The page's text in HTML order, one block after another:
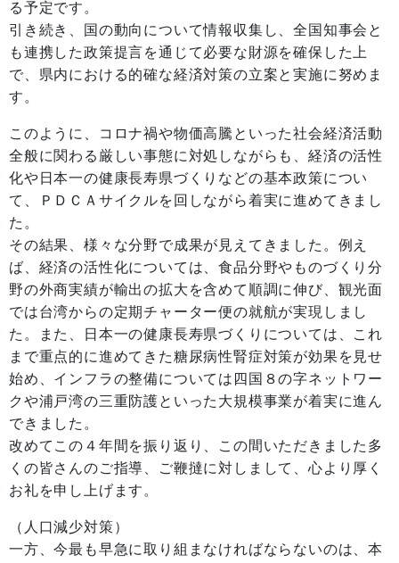
る予定です。
引き続き、国の動向について情報収集し、全国知事会と
も連携した政策提言を通じて必要な財源を確保した上
で、県内における的確な経済対策の立案と実施に努めま
す。
このように、コロナ禍や物価高騰といった社会経済活動
全般に関わる厳しい事態に対処しながらも、経済の活性
化や日本一の健康長寿県づくりなどの基本政策につい
て、ＰＤＣＡサイクルを回しながら着実に進めてきまし
た。
その結果、様々な分野で成果が見えてきました。例え
ば、経済の活性化については、食品分野やものづくり分
野の外商実績が輸出の拡大を含めて順調に伸び、観光面
では台湾からの定期チャーター便の就航が実現しまし
た。また、日本一の健康長寿県づくりについては、これ
まで重点的に進めてきた糖尿病性腎症対策が効果を見せ
始め、インフラの整備については四国８の字ネットワー
クや浦戸湾の三重防護といった大規模事業が着実に進ん
できました。
改めてこの４年間を振り返り、この間いただきました多
くの皆さんのご指導、ご鞭撻に対しまして、心より厚く
お礼を申し上げます。
（人口減少対策）
一方、今最も早急に取り組まなければならないのは、本